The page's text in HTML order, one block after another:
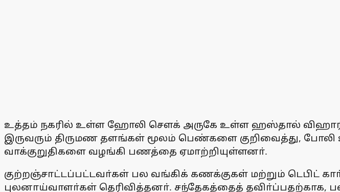
உத்தம் நகரில் உள்ள ஹோலி சௌக் அருகே உள்ள ஹஸ்தால்
இருவரும் திருமண தளங்கள் மூலம் பெண்களை குறிவைத்து, போலி
வாக்குறுதிகளை வழங்கி பணத்தை ஏமாற்றியுள்ளனா்.
குற்றஞ்சாட்டப்பட்டவா்கள் பல வங்கிக் கணக்குகள் மற்றும் டெபிட்
புலனாய்வாளா்கள் தெரிவித்தனா். சந்தேகத்தைத் தவிா்ப்பதற்காக,